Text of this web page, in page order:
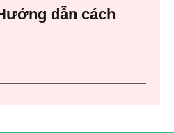
dẫn cách